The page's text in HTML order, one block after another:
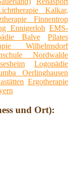
Kalkar,
Finnentrop
Ennigerloh EMS-
Balve
Pilates
Wilhelmsdorf
Nordwalde
Logopädie
Oerlinghausen
Ergotherapie
und Ort):